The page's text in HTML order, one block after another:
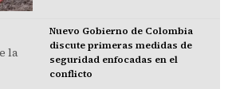
Nuevo Gobierno de Colombia
discute primeras medidas de
seguridad enfocadas en el
conflicto